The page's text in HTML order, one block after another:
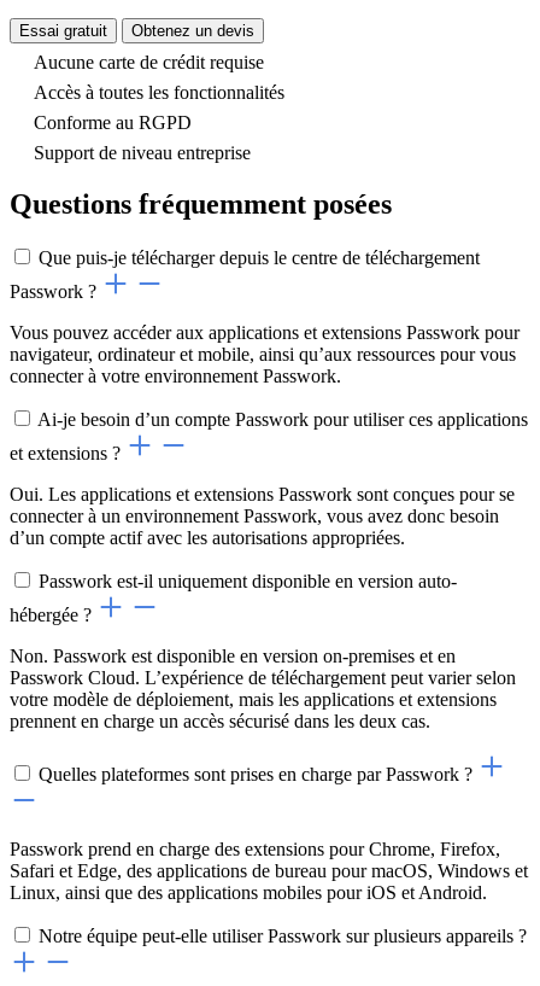
Essai gratuit Obtenez un devis
Aucune carte de crédit requise
Accès à toutes les fonctionnalités
Conforme au RGPD
Support de niveau entreprise
Questions fréquemment posées
Que puis-je télécharger depuis le centre de téléchargement
Passwork ?
Vous pouvez accéder aux applications et extensions Passwork pour
navigateur, ordinateur et mobile, ainsi qu’aux ressources pour vous
connecter à votre environnement Passwork.
Ai-je besoin d’un compte Passwork pour utiliser ces applications
et extensions ?
Oui. Les applications et extensions Passwork sont conçues pour se
connecter à un environnement Passwork, vous avez donc besoin
d’un compte actif avec les autorisations appropriées.
Passwork est-il uniquement disponible en version auto-
hébergée ?
Non. Passwork est disponible en version on-premises et en
Passwork Cloud. L’expérience de téléchargement peut varier selon
votre modèle de déploiement, mais les applications et extensions
prennent en charge un accès sécurisé dans les deux cas.
Quelles plateformes sont prises en charge par Passwork ?
Passwork prend en charge des extensions pour Chrome, Firefox,
Safari et Edge, des applications de bureau pour macOS, Windows et
Linux, ainsi que des applications mobiles pour iOS et Android.
Notre équipe peut-elle utiliser Passwork sur plusieurs appareils ?